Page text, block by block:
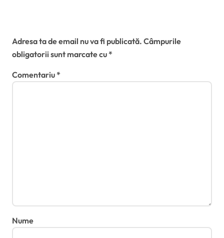
Adresa ta de email nu va fi publicată. Câmpurile
obligatorii sunt marcate cu*
Comentariu*
Nume